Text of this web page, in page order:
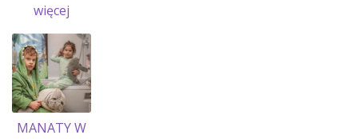
więcej
OWADY
I
INSEKTY
MANATY W